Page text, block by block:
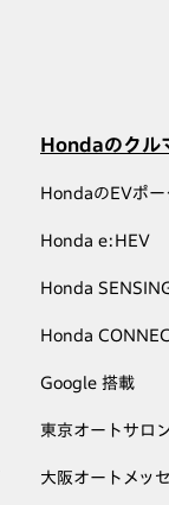
Hondaのクル
HondaのEVポー
Honda e:HEV
Honda
Honda
Google 搭載
東京オートサロ
大阪オートメッセ